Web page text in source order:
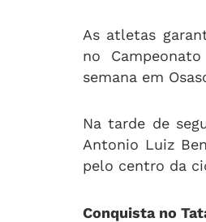
As atletas
no
semana em
Na tarde de
Antonio Luiz
pelo centro da
Conquista no